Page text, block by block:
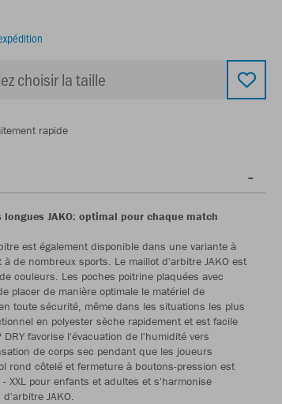
choisir la taille
rapide
JAKO: optimal pour chaque match
est également disponible dans une variante à
de nombreux sports. Le maillot d'arbitre JAKO est
couleurs. Les poches poitrine plaquées avec
placer de manière optimale le matériel de
toute sécurité, même dans les situations les plus
en polyester sèche rapidement et est facile
favorise l'évacuation de l'humidité vers
de corps sec pendant que les joueurs
rond côtelé et fermeture à boutons-pression est
XXL pour enfants et adultes et s'harmonise
JAKO.